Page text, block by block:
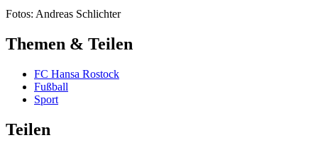
Fotos: Andreas Schlichter
Themen & Teilen
FC Hansa Rostock
Fußball
Sport
Teilen